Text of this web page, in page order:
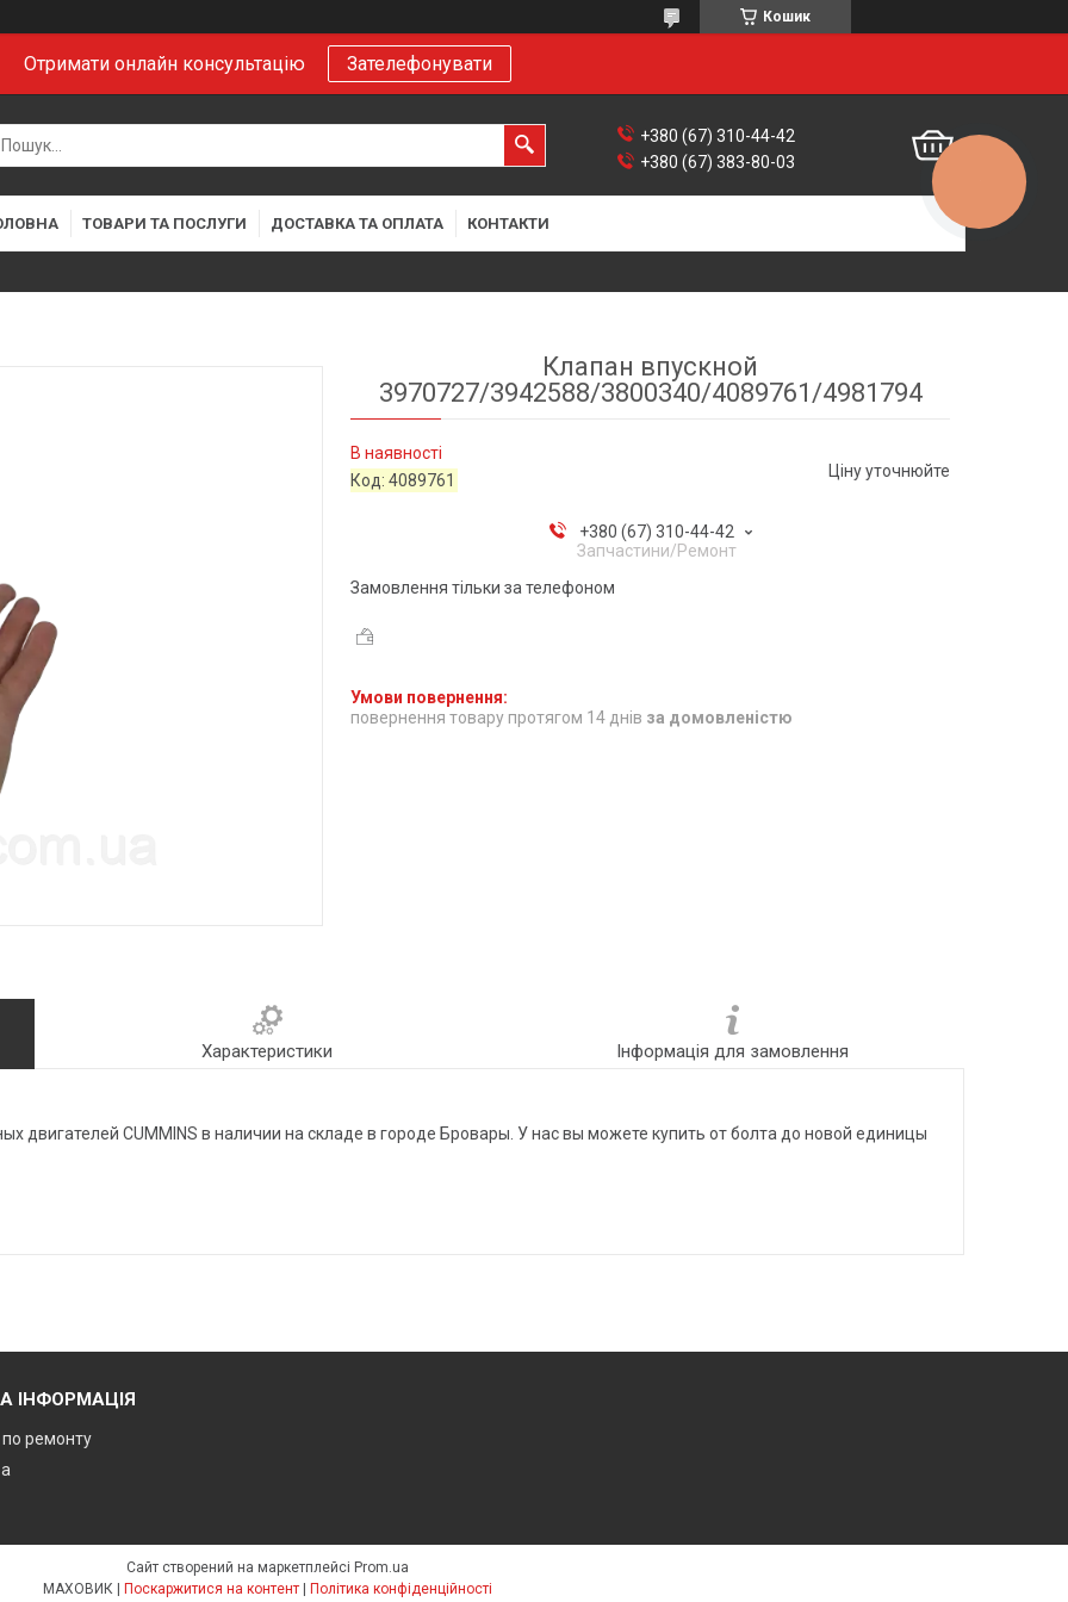
Кошик
Отримати онлайн консультацію Зателефонувати
+380 (67) 310-44-42
+380 (67) 383-80-03
ТОВАРИ ТА ПОСЛУГИ ДОСТАВКА ТА ОПЛАТА КОНТАКТИ
Клапан впускной
3970727/3942588/3800340/4089761/4981794
В наявності
Код:4089761 Ціну уточнюйте
+380 (67) 310-44-42
Запчастини/Ремонт
Замовлення тільки за телефоном
повернення товару протягом 14 днів за домовленістю
Характеристики Інформація для замовлення
двигателей CUMMINS в наличии на складе в городе Бровары. У нас вы можете купить от болта до новой единицы
ІНФОРМАЦІЯ
по ремонту
Сайт створений на маркетплейсі Prom.ua
Поскаржитися на контент Політика конфіденційності